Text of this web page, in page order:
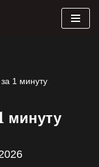
1 минуту
минуту